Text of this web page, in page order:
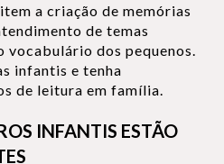
a criação de memórias
de temas
vocabulário dos pequenos.
infantis e tenha
de leitura em família.
INFANTIS ESTÃO